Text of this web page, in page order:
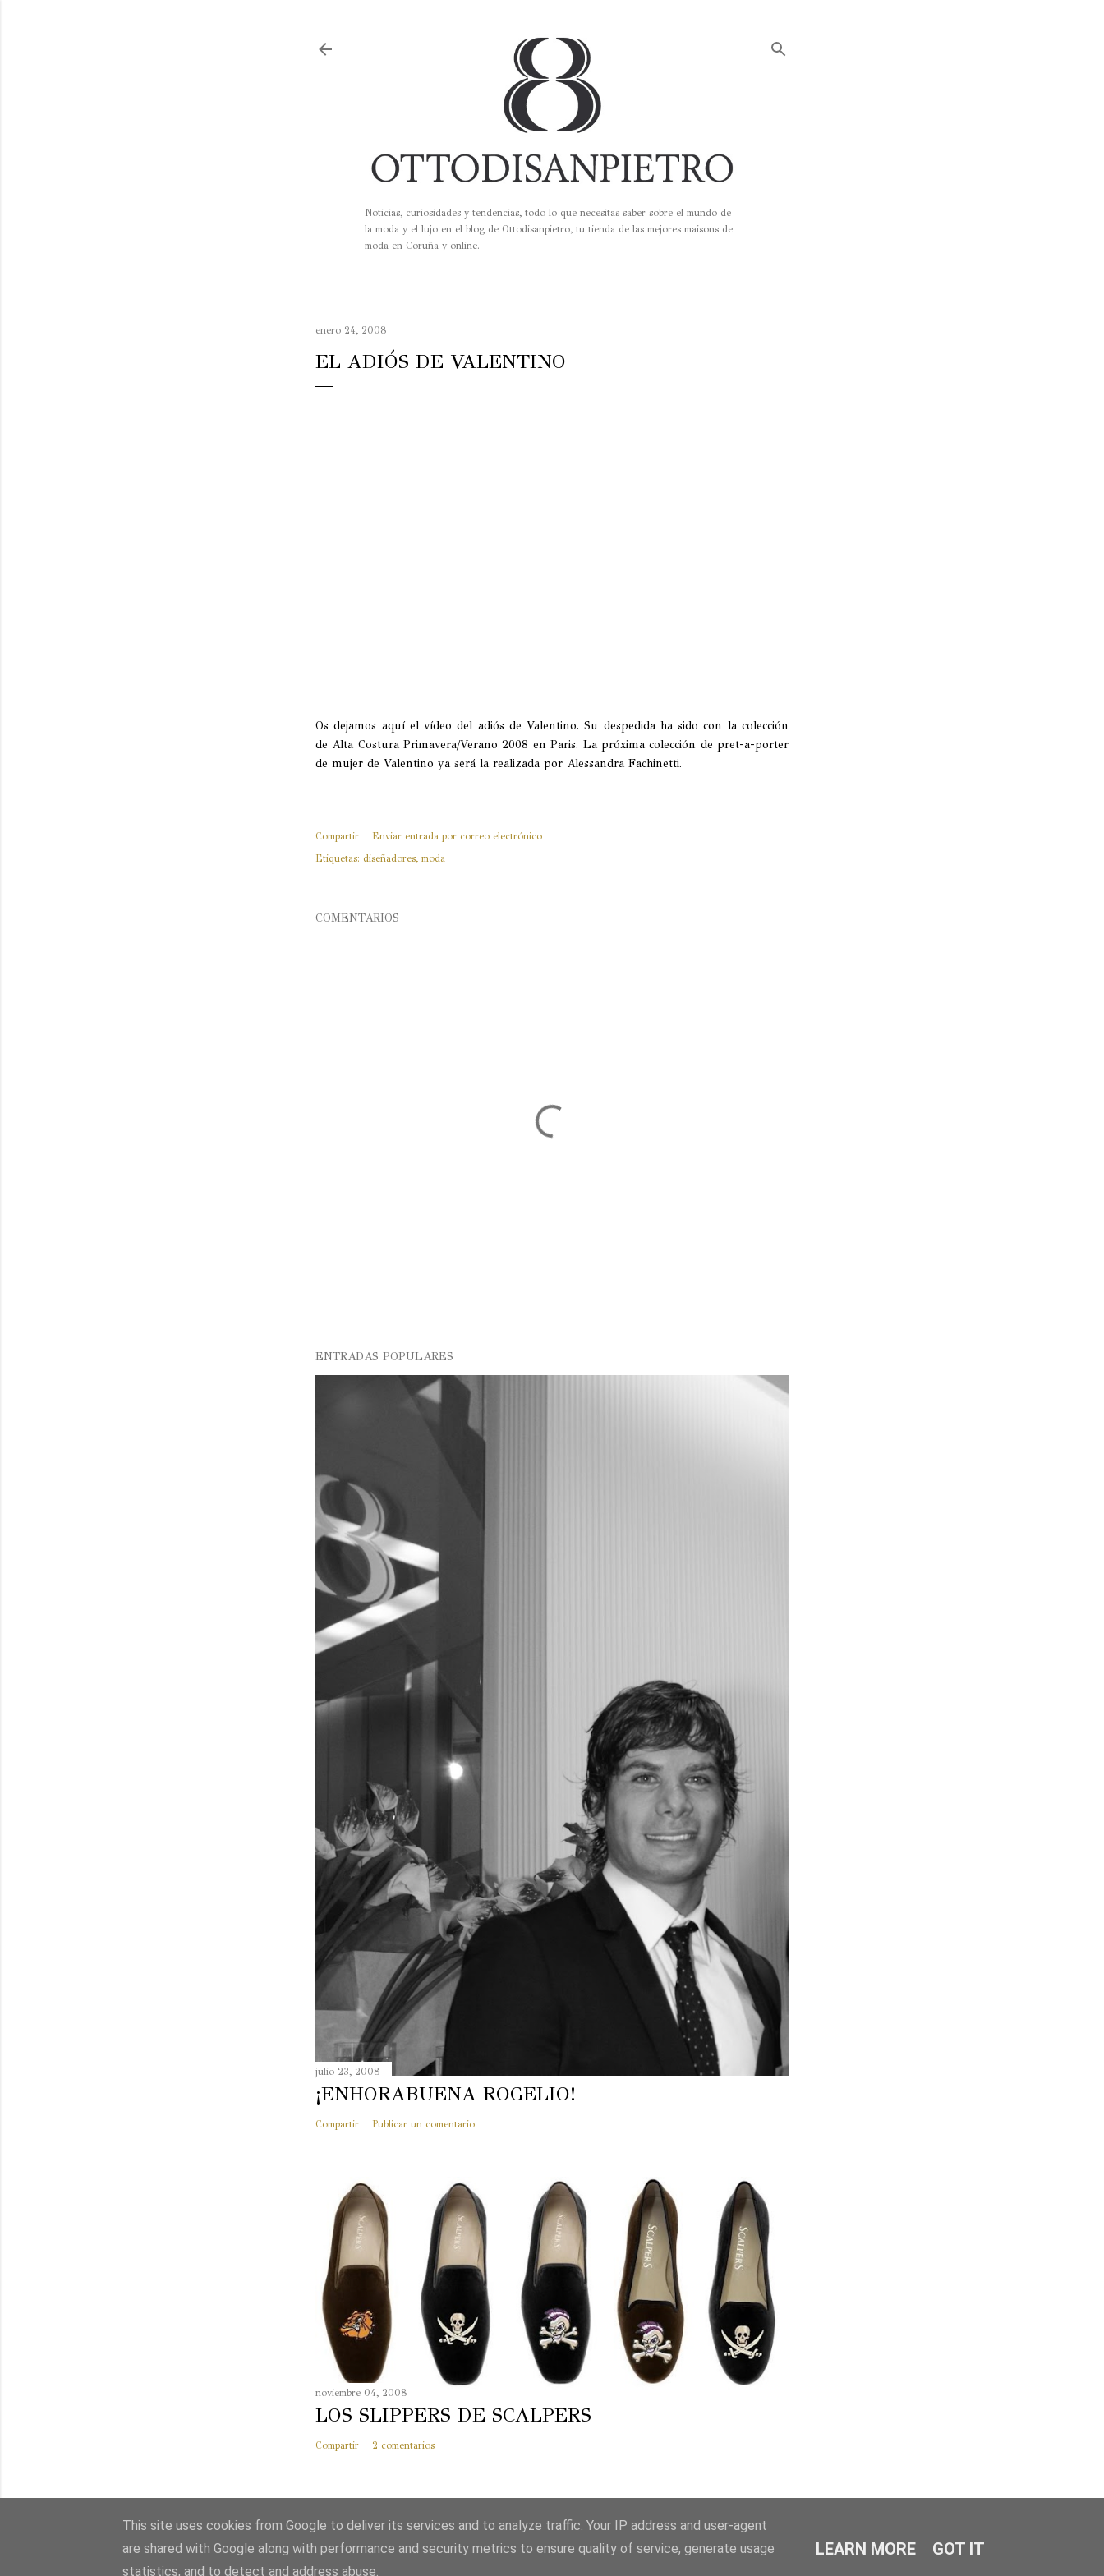
Noticias, curiosidades y tendencias, todo lo que necesitas saber sobre el mundo de
la moda y el lujo en el blog de Ottodisanpietro, tu tienda de las mejores maisons de
moda en Coruña y online.
enero 24, 2008
EL ADIÓS DE VALENTINO
Os dejamos aquí el vídeo del adiós de Valentino. Su despedida ha sido con la colección
de Alta Costura Primavera/Verano 2008 en Paris. La próxima colección de pret-a-porter
de mujer de Valentino ya será la realizada por Alessandra Fachinetti.
Compartir
Enviar entrada por correo electrónico
Etiquetas: diseñadores moda
COMENTARIOS
ENTRADAS POPULARES
julio 23, 2008
¡ENHORABUENA ROGELIO!
Compartir Publicar un comentario
noviembre 04, 2008
LOS SLIPPERS DE SCALPERS
Compartir 2 comentarios
This site uses cookies from Google to deliver its services and to analyze traffic. Your IP address and user-agent
are shared with Google along with performance and security metrics to ensure quality of service, generate usage
statistics, and to detect and address abuse.
LEARN MORE GOT IT